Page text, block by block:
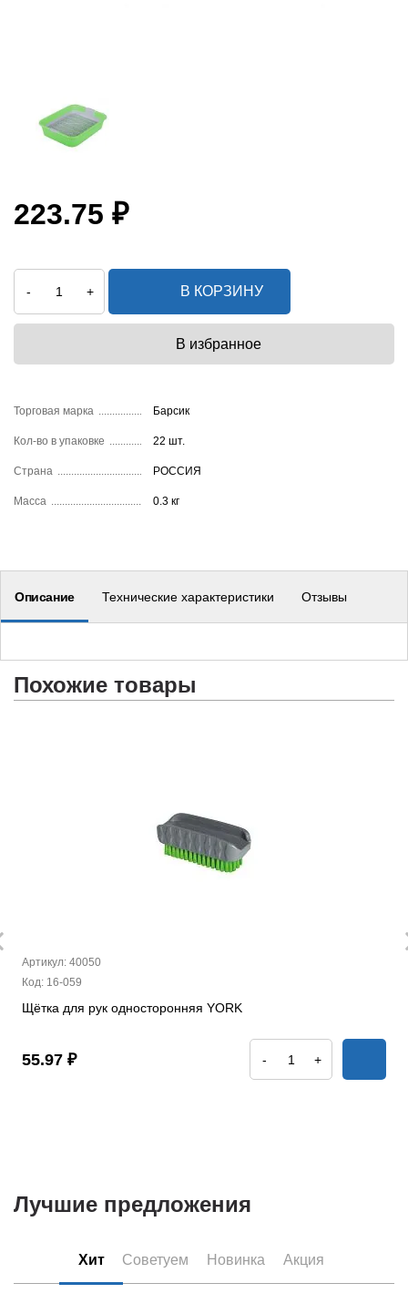
Торговая марка Барсик
Кол-во в упаковке 22 шт.
Страна РОССИЯ
Масса 0.3 кг
223.75 ₽
- + В КОРЗИНУ
Описание Технические характеристики Отзывы
Похожие товары
Артикул: 40050
Код: 16-059
Щётка для рук односторонняя YORK
55.97 ₽ - +
Лучшие предложения
Хит Советуем Новинка Акция